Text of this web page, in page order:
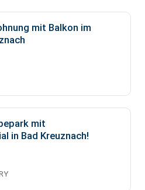
mit Balkon im
mit
in Bad Kreuznach!